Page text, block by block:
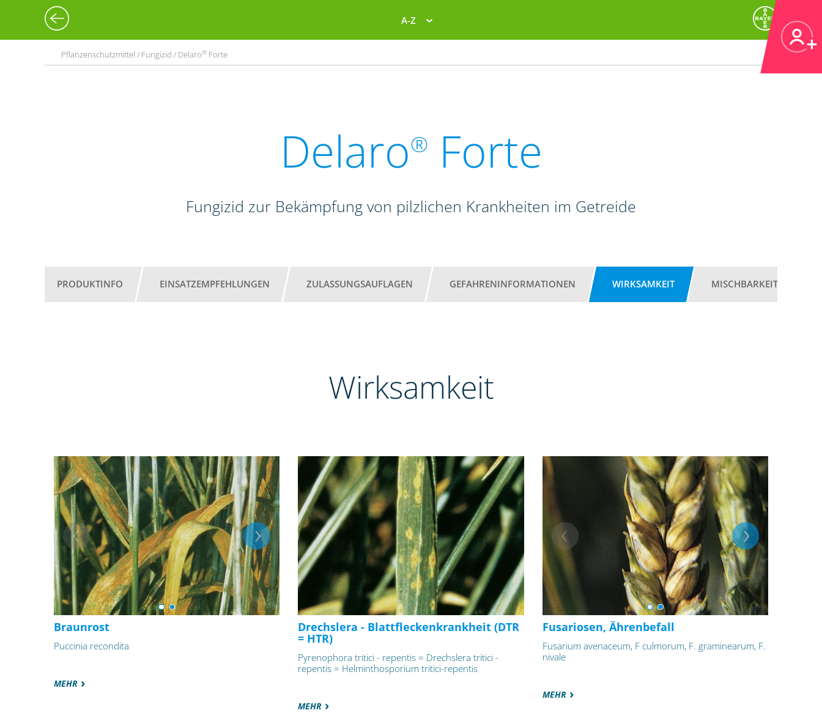
A-Z
Pflanzenschutzmittel / Fungizid / Delaro® Forte
Delaro® Forte
Fungizid zur Bekämpfung von pilzlichen Krankheiten im Getreide
PRODUKTINFO EINSATZEMPFEHLUNGEN ZULASSUNGSAUFLAGEN GEFAHRENINFORMATIONEN WIRKSAMKEIT MISCHBARKEIT
Wirksamkeit
Braunrost
Puccinia recondita
MEHR
Drechslera - Blattfleckenkrankheit (DTR
= HTR)
Pyrenophora tritici - repentis = Drechslera tritici -
repentis = Helminthosporium tritici-repentis
MEHR
Fusariosen, Ährenbefall
Fusarium avenaceum, F culmorum, F. graminearum, F.
nivale
MEHR